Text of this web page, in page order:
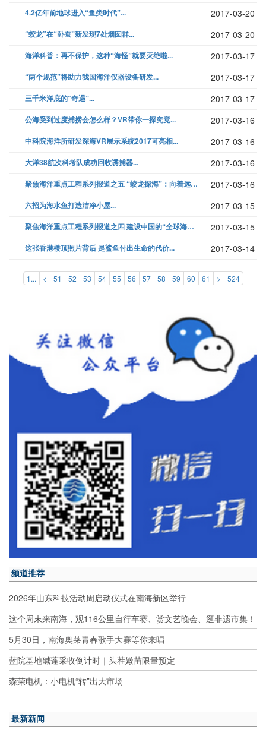
4.2亿年前地球进入“鱼类时代”... 2017-03-20
“蛟龙”在“卧蚕”新发现7处烟囱群... 2017-03-20
海洋科普：再不保护，这种“海怪”就要灭绝啦... 2017-03-17
“两个规范”将助力我国海洋仪器设备研发... 2017-03-17
三千米洋底的“奇遇”... 2017-03-17
公海受到过度捕捞会怎么样？VR带你一探究竟... 2017-03-16
中科院海洋所研发深海VR展示系统2017可亮相... 2017-03-16
大洋38航次科考队成功回收诱捕器... 2017-03-16
聚焦海洋重点工程系列报道之五 “蛟龙探海”：向着远洋深蓝进军... 2017-03-16
六招为海水鱼打造洁净小屋... 2017-03-15
聚焦海洋重点工程系列报道之四 建设中国的“全球海洋立体观测网”... 2017-03-15
这张香港楼顶照片背后 是鲨鱼付出生命的代价... 2017-03-14
1... < 51 52 53 54 55 56 57 58 59 60 61 > 524
频道推荐
2026年山东科技活动周启动仪式在南海新区举行
这个周末来南海，观116公里自行车赛、赏文艺晚会、逛非遗市集！
5月30日，南海奥莱青春歌手大赛等你来唱
蓝院基地碱蓬采收倒计时｜头茬嫩苗限量预定
森荣电机：小电机“转”出大市场
最新新闻